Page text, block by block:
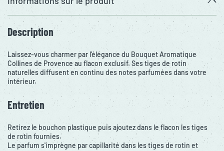
Description
Laissez-vous charmer par l'élégance du Bouquet Aromatique
Collines de Provence au flacon exclusif. Ses tiges de rotin
naturelles diffusent en continu des notes parfumées dans votre
intérieur.
Entretien
Retirez le bouchon plastique puis ajoutez dans le flacon les tiges
de rotin fournies.
Le parfum s'imprègne par capillarité dans les tiges de rotin et